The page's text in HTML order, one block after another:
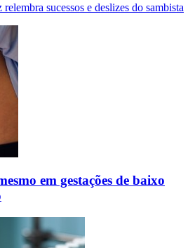
sucessos e deslizes do sambista
em gestações de baixo